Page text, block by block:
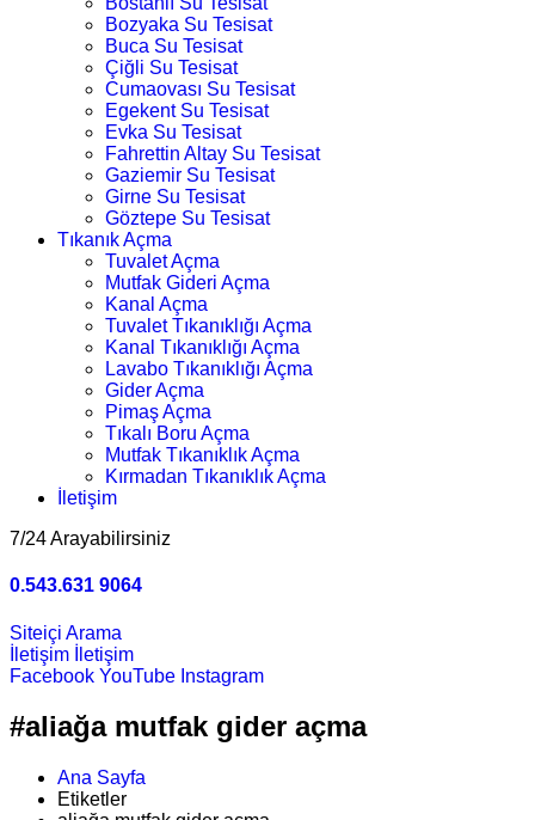
Bozyaka Su Tesisat
Buca Su Tesisat
Çiğli Su Tesisat
Cumaovası Su Tesisat
Egekent Su Tesisat
Evka Su Tesisat
Fahrettin Altay Su Tesisat
Gaziemir Su Tesisat
Girne Su Tesisat
Göztepe Su Tesisat
Tıkanık Açma
Tuvalet Açma
Mutfak Gideri Açma
Kanal Açma
Tuvalet Tıkanıklığı Açma
Kanal Tıkanıklığı Açma
Lavabo Tıkanıklığı Açma
Gider Açma
Pimaş Açma
Tıkalı Boru Açma
Mutfak Tıkanıklık Açma
Kırmadan Tıkanıklık Açma
İletişim
7/24 Arayabilirsiniz
0.543.631 9064
Siteiçi Arama
İletişim
İletişim
Facebook YouTube Instagram
#aliağa mutfak gider açma
Ana Sayfa
Etiketler